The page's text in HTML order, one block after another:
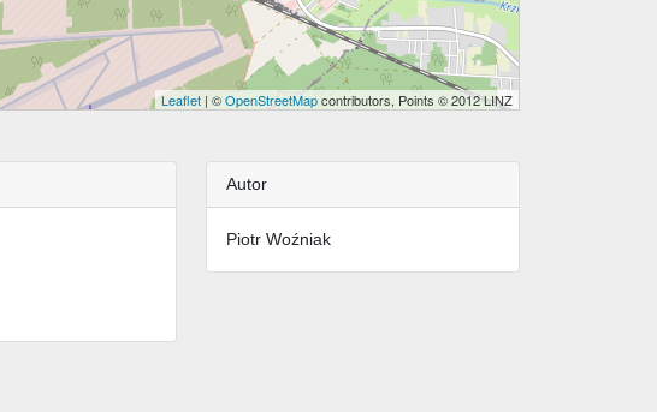
Leaflet | ©OpenStreetMapcontributors, Points © 2012 LINZ
Autor
Piotr Woźniak